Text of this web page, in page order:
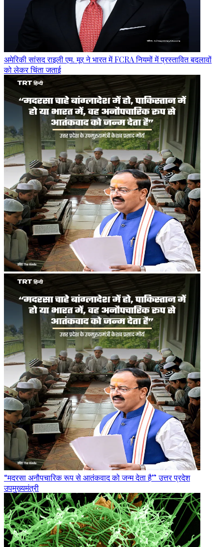
अमेरिकी सांसद राइली एम. मूर ने भारत में FCRA नियमों में प्रस्तावित बदलावों
को लेकर चिंता जताई
“मदरसा अनौपचारिक रूप से आतंकवाद को जन्म देता है” उत्तर प्रदेश
उपमुख्यमंत्री